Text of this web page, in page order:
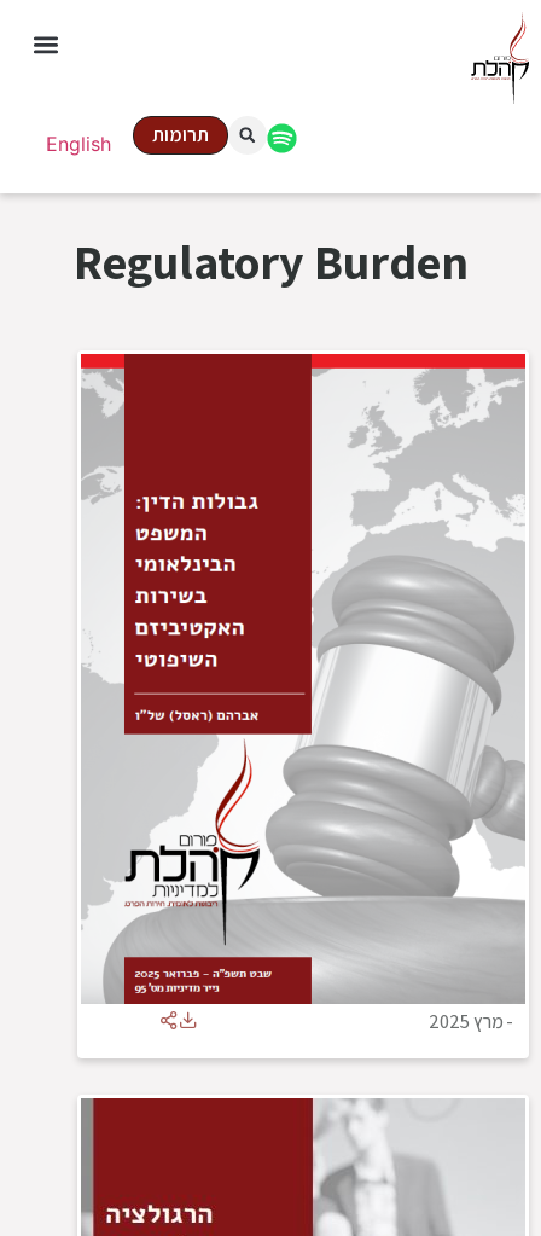
English תרומות
Regulatory Burden
-מרץ 2025